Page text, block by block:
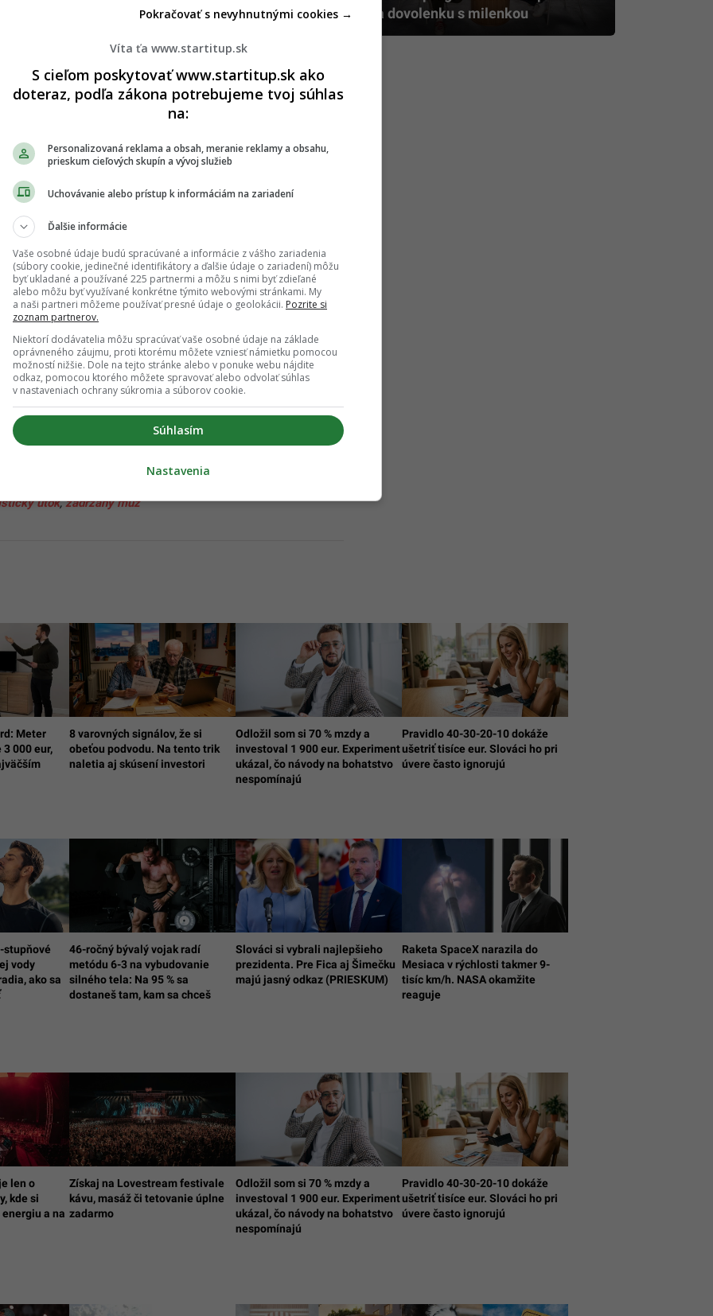
spôsob, akým svoje útoky vykonávali, a
hľadali na internete informácie o zaobchádzaní
a vedení bojových akcií v otvorenom
tréningy vojensko-taktického charakteru. Poľsko
vo svojej novodobej histórii žiadny
ako preferovaný zdroj
Startitup, odkaz sa otvorí v novom okne
aktuality
že máš postreh alebo si našiel v článku chybu, napíš nám na
utok,zadržaný muž
na dovolenku s milenkou
Meter
000 eur,
8 varovných signálov, že si
obeťou podvodu. Na tento trik
naletia aj skúsení investori
Odložil som si 70 % mzdy a
investoval 1 900 eur. Experiment
ukázal, čo návody na bohatstvo
nespomínajú
Pravidlo 40-30-20-10 dokáže
ušetriť tisíce eur. Slováci ho pri
úvere často ignorujú
stupňové
vody
ako sa
46-ročný bývalý vojak radí
metódu 6-3 na vybudovanie
silného tela: Na 95 % sa
dostaneš tam, kam sa chceš
Slováci si vybrali najlepšieho
prezidenta. Pre Fica aj Šimečku
majú jasný odkaz (PRIESKUM)
Raketa SpaceX narazila do
Mesiaca v rýchlosti takmer 9-
tisíc km/h. NASA okamžite
reaguje
len o
kde si
a na
Získaj na Lovestream festivale
kávu, masáž či tetovanie úplne
zadarmo
Odložil som si 70 % mzdy a
investoval 1 900 eur. Experiment
ukázal, čo návody na bohatstvo
nespomínajú
Pravidlo 40-30-20-10 dokáže
ušetriť tisíce eur. Slováci ho pri
úvere často ignorujú
Víta ťa www.startitup.sk
S cieľom poskytovať www.startitup.sk ako
doteraz, podľa zákona potrebujeme tvoj súhlas
na:
Personalizovaná reklama a obsah, meranie reklamy a obsahu,
prieskum cieľových skupín a vývoj služieb
Uchovávanie alebo prístup k informáciám na zariadení
Ďalšie informácie
Vaše osobné údaje budú spracúvané a informácie z vášho zariadenia
(súbory cookie, jedinečné identifikátory a ďalšie údaje o zariadení) môžu
byť ukladané a používané 225 partnermi a môžu s nimi byť zdieľané
alebo môžu byť využívané konkrétne týmito webovými stránkami. My
a naši partneri môžeme používať presné údaje o geolokácii. Pozrite si
zoznam partnerov.
Niektorí dodávatelia môžu spracúvať vaše osobné údaje na základe
oprávneného záujmu, proti ktorému môžete vzniesť námietku pomocou
možností nižšie. Dole na tejto stránke alebo v ponuke webu nájdite
odkaz, pomocou ktorého môžete spravovať alebo odvolať súhlas
v nastaveniach ochrany súkromia a súborov cookie.
Súhlasím
Pokračovať s nevyhnutnými cookies →
Nastavenia